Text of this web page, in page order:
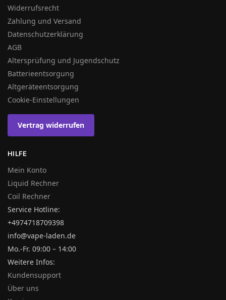
Widerrufsrecht
Zahlung und Versand
Datenschutzerklärung
AGB
Altersprüfung und Jugendschutz
Batterieentsorgung
Altgeräteentsorgung
Cookie-Einstellungen
Vertrag widerrufen
HILFE
Mein Konto
Liquid Rechner
Coil Rechner
Service Hotline:
+4974718709398
info@vape-laden.de
Mo.-Fr. 09:00 – 14:00
Weitere Infos:
Kundensupport
Über uns